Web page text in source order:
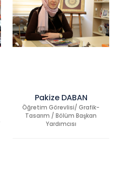
Pakize DABAN
Öğretim Görevlisi/ Grafik-
Tasarım / Bölüm Başkan
Yardımcısı